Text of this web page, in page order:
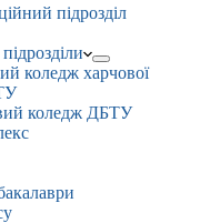
підрозділ
коледж харчової
коледж ДБТУ